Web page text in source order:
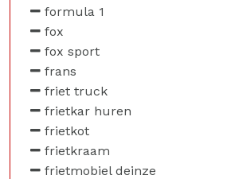
formula 1
fox
fox sport
frans
friet truck
frietkar huren
frietkot
frietkraam
frietmobiel deinze